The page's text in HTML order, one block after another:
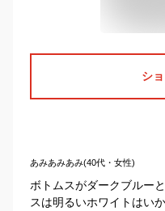
シ
あみあみあみ(40代・女性)
ボトムスがダークブルー
スは明るいホワイトはい